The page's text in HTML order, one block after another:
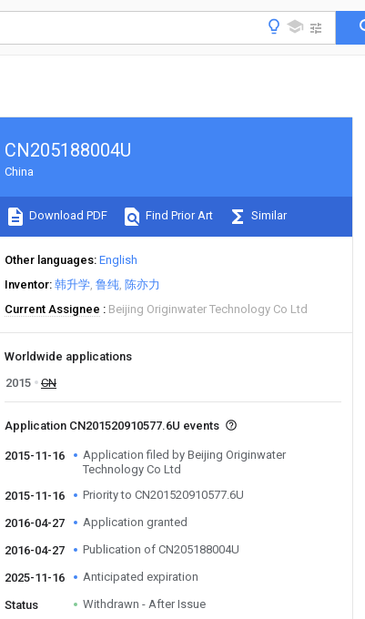
CN205188004U
China
Download PDF Find Prior Art Similar
Other languages English
Inventor 韩升学 鲁纯 陈亦力
Current Assignee
Beijing Originwater Technology Co Ltd
Worldwide applications
2015
CN
Application CN201520910577.6U events
2015-11-16
Application filed by Beijing Originwater
Technology Co Ltd
2015-11-16
Priority to CN201520910577.6U
2016-04-27 Application granted
2016-04-27 Publication of CN205188004U
2025-11-16 Anticipated expiration
Status Withdrawn - After Issue